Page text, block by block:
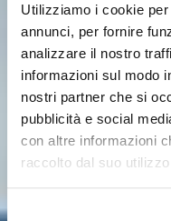
Utilizziamo i cookie
annunci, per fornire
analizzare il nostro
informazioni sul modo
nostri partner che si
pubblicità e social
con altre informazioni
raccolto dal suo
Selezione
La
Per i bisogni